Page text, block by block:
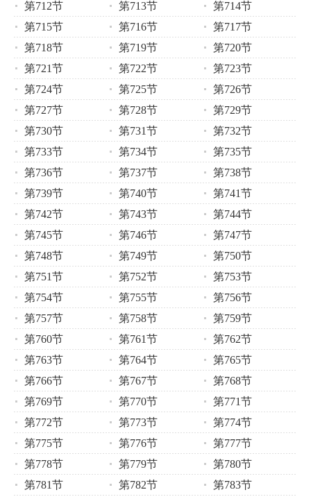
第712节 第713节
第714节
第715节
第716节
第717节
第718节
第719节
第720节
第721节
第722节
第723节
第724节
第725节
第726节
第727节
第728节
第729节
第730节
第731节
第732节
第733节
第734节
第735节
第736节
第737节
第738节
第739节
第740节
第741节
第742节
第743节
第744节
第745节
第746节
第747节
第748节
第749节
第750节
第751节
第752节
第753节
第754节
第755节
第756节
第757节
第758节
第759节
第760节
第761节
第762节
第763节
第764节
第765节
第766节
第767节
第768节
第769节
第770节
第771节
第772节
第773节
第774节
第775节
第776节
第777节
第778节
第779节
第780节
第781节
第782节
第783节